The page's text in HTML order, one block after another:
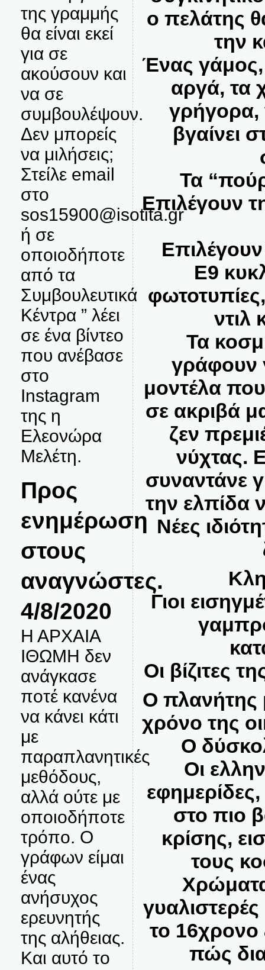
της γραμμής
θα είναι εκεί
για σε
ακούσουν και
να σε
συμβουλέψουν.
Δεν μπορείς
να μιλήσεις;
Στείλε email
στο
sos15900@isotita.gr
ή σε
οποιοδήποτε
από τα
Συμβουλευτικά
Κέντρα ” λέει
σε ένα βίντεο
που ανέβασε
στο
Instagram
της η
Ελεονώρα
Μελέτη.
Προς
ενημέρωση
στους
αναγνώστες.
4/8/2020
Η ΑΡΧΑΙΑ
ΙΘΩΜΗ δεν
ανάγκασε
ποτέ κανένα
να κάνει κάτι
με
παραπλανητικές
μεθόδους,
αλλά ούτε με
οποιοδήποτε
τρόπο. Ο
γράφων είμαι
ένας
ανήσυχος
ερευνητής
της αλήθειας.
Και αυτό το
ο πελάτης
την
Ένας γάμος,
αργά, τα
γρήγορα,
βγαίνει
Τα
Επιλέγουν
Επιλέγουν
Ε9
ντιλ
Τα
γράφουν
μοντέλα
σε ακριβά
ζεν
νύχτας.
συναντάνε
την ελπίδα
Νέες
Γιοι
Οι βίζιτες
Ο πλανήτης
χρόνο της
Ο
Οι
εφημερίδες,
στο πιο
κρίσης,
τους
το 16χρονο
πώς